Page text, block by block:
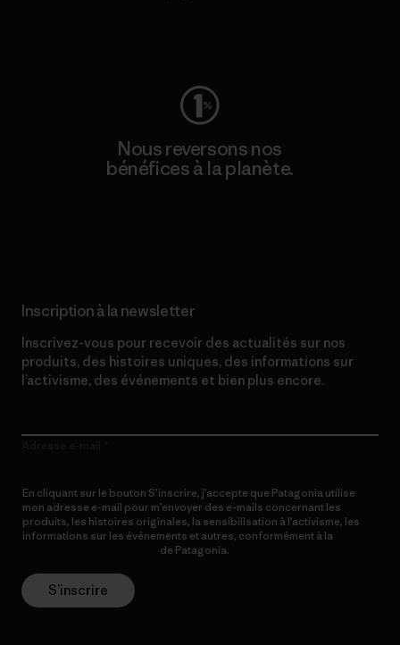
Nous reversons nos
bénéfices à la planète.
Inscription à la newsletter
Inscrivez-vous pour recevoir des actualités sur nos
produits, des histoires uniques, des informations sur
l’activisme, des événements et bien plus encore.
En cliquant sur le bouton S’inscrire, j’accepte que Patagonia utilise
mon adresse e-mail pour m’envoyer des e-mails concernant les
produits, les histoires originales, la sensibilisation à l’activisme, les
informations sur les événements et autres, conformément à la
de Patagonia.
S’inscrire